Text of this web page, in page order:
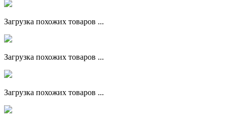
Загрузка похожих товаров ...
Загрузка похожих товаров ...
Загрузка похожих товаров ...